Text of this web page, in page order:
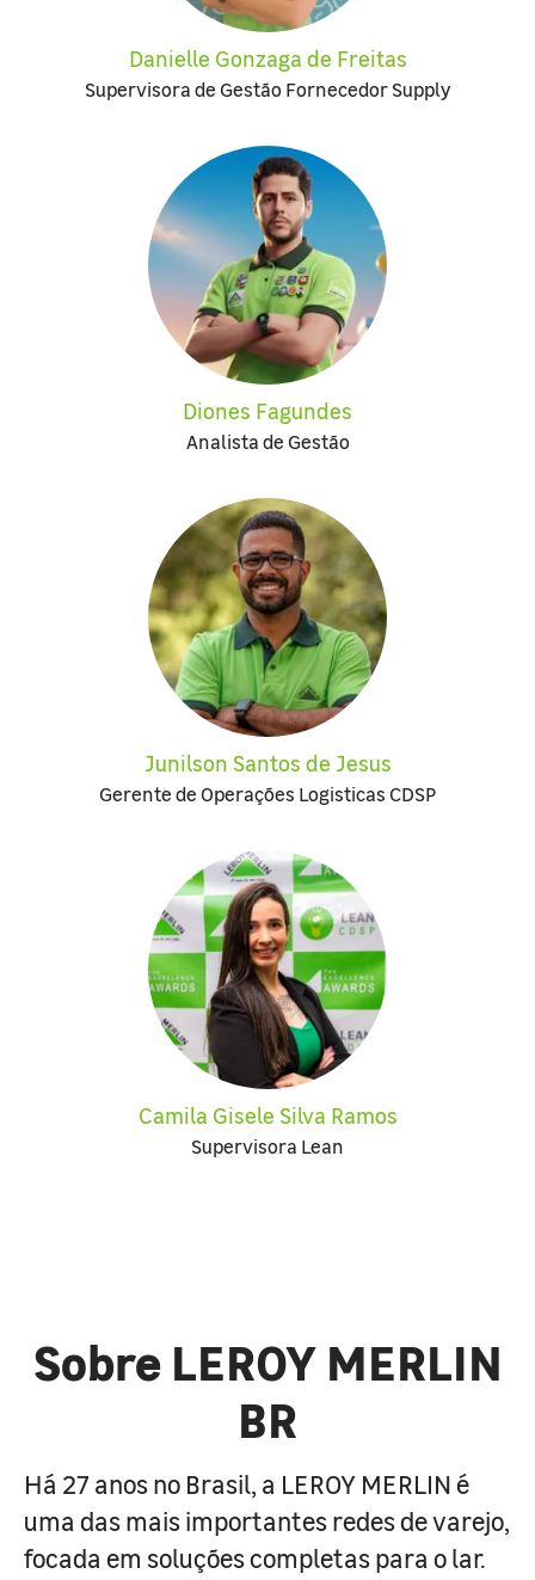
Danielle Gonzaga de Freitas
Supervisora de Gestão Fornecedor Supply
Diones Fagundes
Analista de Gestão
Junilson Santos de Jesus
Gerente de Operações Logisticas CDSP
Camila Gisele Silva Ramos
Supervisora Lean
Sobre LEROY MERLIN
BR
Há 27 anos no Brasil, a LEROY MERLIN é
uma das mais importantes redes de varejo,
focada em soluções completas para o lar.